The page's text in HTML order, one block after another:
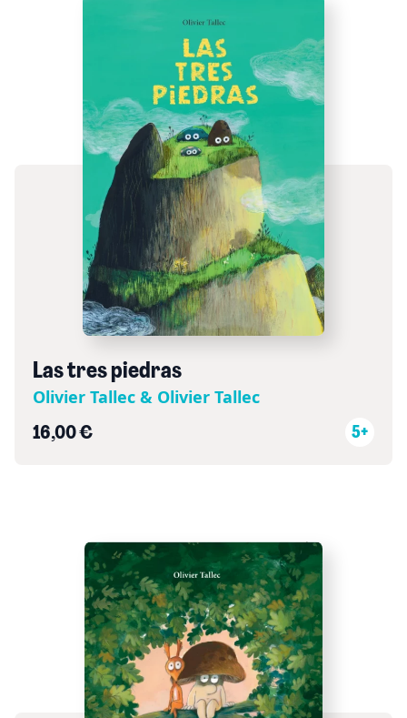
Las tres piedras
Olivier Tallec & Olivier Tallec
16,00 € 5+